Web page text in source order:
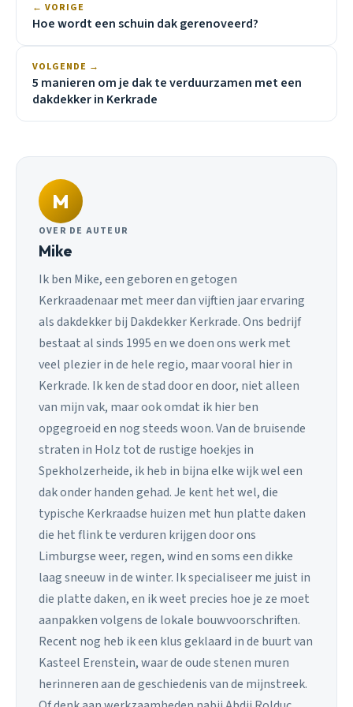
← VORIGE
Hoe wordt een schuin dak gerenoveerd?
VOLGENDE →
5 manieren om je dak te verduurzamen met een
dakdekker in Kerkrade
M
OVER DE AUTEUR
Mike
Ik ben Mike, een geboren en getogen
Kerkraadenaar met meer dan vijftien jaar ervaring
als dakdekker bij Dakdekker Kerkrade. Ons bedrijf
bestaat al sinds 1995 en we doen ons werk met
veel plezier in de hele regio, maar vooral hier in
Kerkrade. Ik ken de stad door en door, niet alleen
van mijn vak, maar ook omdat ik hier ben
opgegroeid en nog steeds woon. Van de bruisende
straten in Holz tot de rustige hoekjes in
Spekholzerheide, ik heb in bijna elke wijk wel een
dak onder handen gehad. Je kent het wel, die
typische Kerkraadse huizen met hun platte daken
die het flink te verduren krijgen door ons
Limburgse weer, regen, wind en soms een dikke
laag sneeuw in de winter. Ik specialiseer me juist in
die platte daken, en ik weet precies hoe je ze moet
aanpakken volgens de lokale bouwvoorschriften.
Recent nog heb ik een klus geklaard in de buurt van
Kasteel Erenstein, waar de oude stenen muren
herinneren aan de geschiedenis van de mijnstreek.